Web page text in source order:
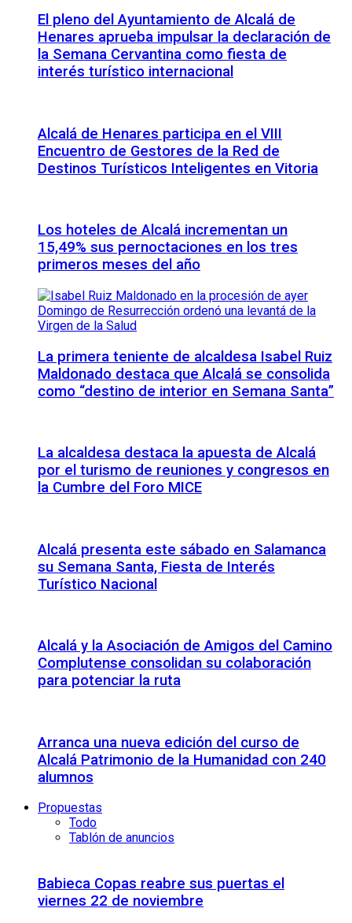
El pleno del Ayuntamiento de Alcalá de
Henares aprueba impulsar la declaración de
la Semana Cervantina como fiesta de
interés turístico internacional
Alcalá de Henares participa en el VIII
Encuentro de Gestores de la Red de
Destinos Turísticos Inteligentes en Vitoria
Los hoteles de Alcalá incrementan un
15,49% sus pernoctaciones en los tres
primeros meses del año
La primera teniente de alcaldesa Isabel Ruiz
Maldonado destaca que Alcalá se consolida
como “destino de interior en Semana Santa”
La alcaldesa destaca la apuesta de Alcalá
por el turismo de reuniones y congresos en
la Cumbre del Foro MICE
Alcalá presenta este sábado en Salamanca
su Semana Santa, Fiesta de Interés
Turístico Nacional
Alcalá y la Asociación de Amigos del Camino
Complutense consolidan su colaboración
para potenciar la ruta
Arranca una nueva edición del curso de
Alcalá Patrimonio de la Humanidad con 240
alumnos
Propuestas
Todo
Tablón de anuncios
Babieca Copas reabre sus puertas el
viernes 22 de noviembre